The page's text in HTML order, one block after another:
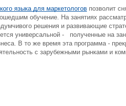
языка для маркетологов позволит
обучение. На занятиях
решения и развивающие
универсальной - полученные на
В то же время эта программа -
с зарубежными рынками и